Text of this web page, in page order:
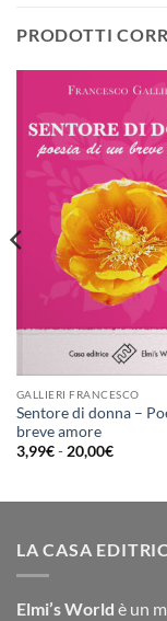
PRODOTTI
GALLIERI FRANCESCO
Sentore di donna –
breve amore
3,99€ - 20,00€Fascia
3,99€
LA CASA
Elmi’s World è un